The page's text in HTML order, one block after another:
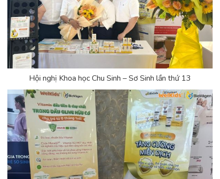
Hội nghị Khoa học Chu Sinh – Sơ Sinh lần thứ 13